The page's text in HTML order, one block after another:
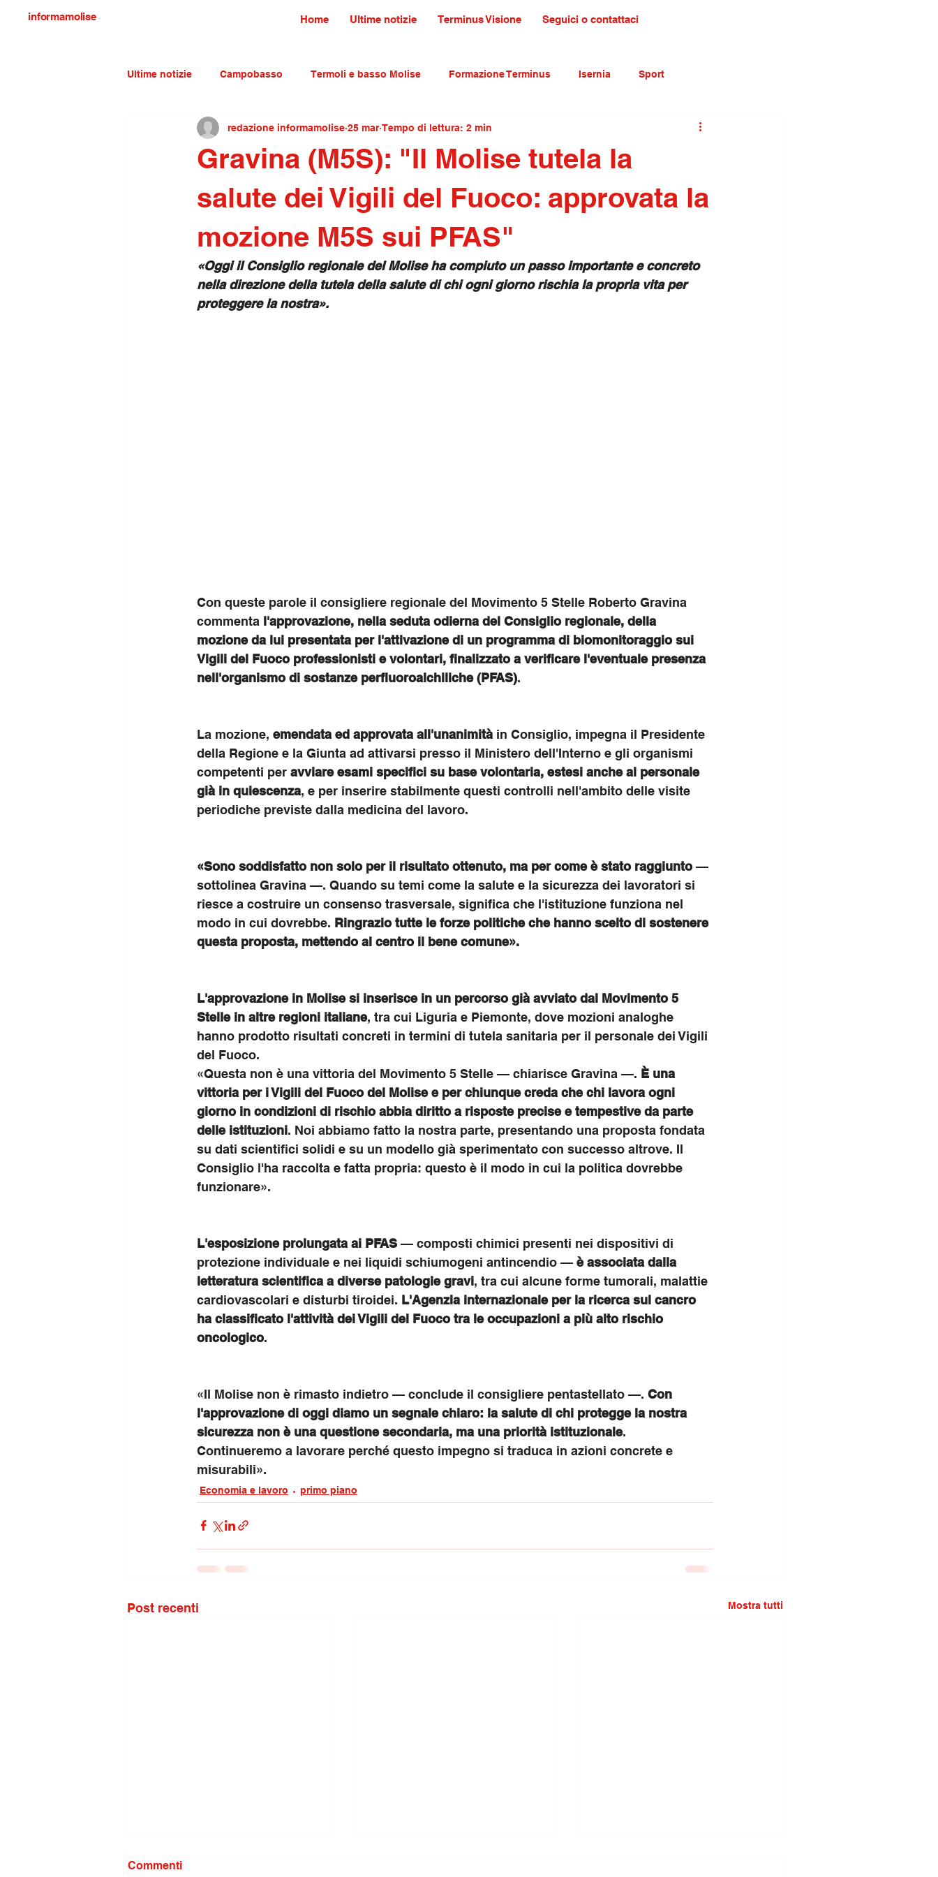
informamolise Home Ultime notizie Terminus Visione Seguici o contattaci
Ultime notizie Campobasso Termoli e basso Molise Formazione Terminus Isernia Sport
Economia e lavoro Molise cultura tradizioni e turismo primo piano
Gravina (M5S): "Il Molise tutela la
salute dei Vigili del Fuoco: approvata la
mozione M5S sui PFAS"
redazione informamolise 25 mar Tempo di lettura: 2 min
«Oggi il Consiglio regionale del Molise ha compiuto un passo importante e concreto
nella direzione della tutela della salute di chi ogni giorno rischia la propria vita per
proteggere la nostra».
Con queste parole il consigliere regionale del Movimento 5 Stelle Roberto Gravina
commenta l'approvazione, nella seduta odierna del Consiglio regionale, della
mozione da lui presentata per l'attivazione di un programma di biomonitoraggio sui
Vigili del Fuoco professionisti e volontari, finalizzato a verificare l'eventuale presenza
nell'organismo di sostanze perfluoroalchiliche (PFAS).
La mozione, emendata ed approvata all'unanimità in Consiglio, impegna il Presidente
della Regione e la Giunta ad attivarsi presso il Ministero dell'Interno e gli organismi
competenti per avviare esami specifici su base volontaria, estesi anche al personale
già in quiescenza, e per inserire stabilmente questi controlli nell'ambito delle visite
periodiche previste dalla medicina del lavoro.
«Sono soddisfatto non solo per il risultato ottenuto, ma per come è stato raggiunto —
sottolinea Gravina —. Quando su temi come la salute e la sicurezza dei lavoratori si
riesce a costruire un consenso trasversale, significa che l'istituzione funziona nel
modo in cui dovrebbe. Ringrazio tutte le forze politiche che hanno scelto di sostenere
questa proposta, mettendo al centro il bene comune».
L'approvazione in Molise si inserisce in un percorso già avviato dal Movimento 5
Stelle in altre regioni italiane, tra cui Liguria e Piemonte, dove mozioni analoghe
hanno prodotto risultati concreti in termini di tutela sanitaria per il personale dei Vigili
del Fuoco.
«Questa non è una vittoria del Movimento 5 Stelle — chiarisce Gravina —. È una
vittoria per i Vigili del Fuoco del Molise e per chiunque creda che chi lavora ogni
giorno in condizioni di rischio abbia diritto a risposte precise e tempestive da parte
delle istituzioni. Noi abbiamo fatto la nostra parte, presentando una proposta fondata
su dati scientifici solidi e su un modello già sperimentato con successo altrove. Il
Consiglio l'ha raccolta e fatta propria: questo è il modo in cui la politica dovrebbe
funzionare».
L'esposizione prolungata ai PFAS — composti chimici presenti nei dispositivi di
protezione individuale e nei liquidi schiumogeni antincendio — è associata dalla
letteratura scientifica a diverse patologie gravi, tra cui alcune forme tumorali, malattie
cardiovascolari e disturbi tiroidei. L'Agenzia internazionale per la ricerca sul cancro
ha classificato l'attività dei Vigili del Fuoco tra le occupazioni a più alto rischio
oncologico.
«Il Molise non è rimasto indietro — conclude il consigliere pentastellato —. Con
l'approvazione di oggi diamo un segnale chiaro: la salute di chi protegge la nostra
sicurezza non è una questione secondaria, ma una priorità istituzionale.
Continueremo a lavorare perché questo impegno si traduca in azioni concrete e
misurabili».
Economia e lavoro primo piano
Post recenti Mostra tutti
Commenti